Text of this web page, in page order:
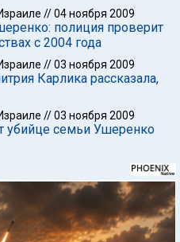
//04 ноября 2009
полиция проверит
с 2004 года
//03 ноября 2009
Карлика рассказала,
//03 ноября 2009
убийце семьи Ушеренко